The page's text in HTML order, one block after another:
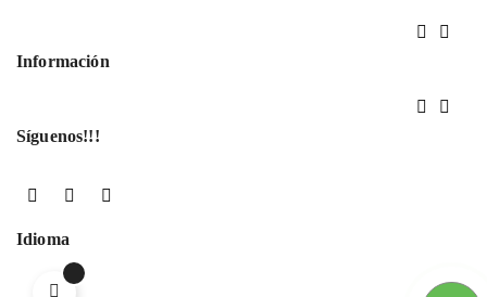


Información


Síguenos!!!
Idioma